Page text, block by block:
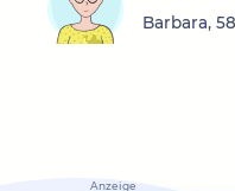
Barbara,